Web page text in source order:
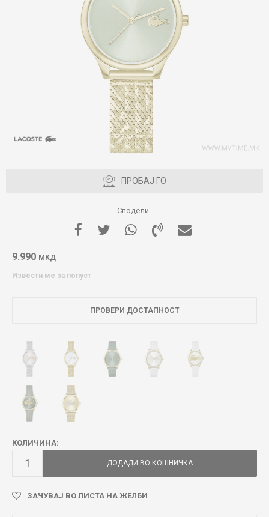
ПРОБАЈ ГО
Сподели
9.990 МКД
Извести ме за попуст
ПРОВЕРИ ДОСТАПНОСТ
КОЛИЧИНА:
ДОДАДИ ВО КОШНИЧКА
ЗАЧУВАЈ ВО ЛИСТА НА ЖЕЛБИ